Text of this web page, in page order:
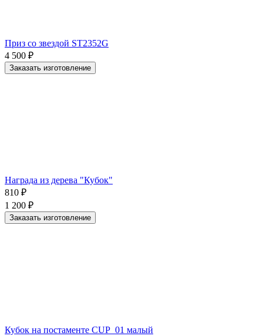
Приз со звездой ST2352G
4 500 ₽
Заказать изготовление
Награда из дерева "Кубок"
810 ₽
1 200 ₽
Заказать изготовление
Кубок на постаменте CUP_01 малый